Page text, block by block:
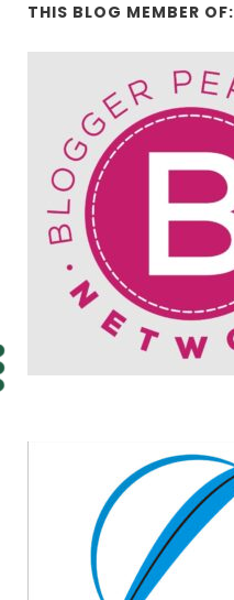
THIS BLOG MEMBER OF: